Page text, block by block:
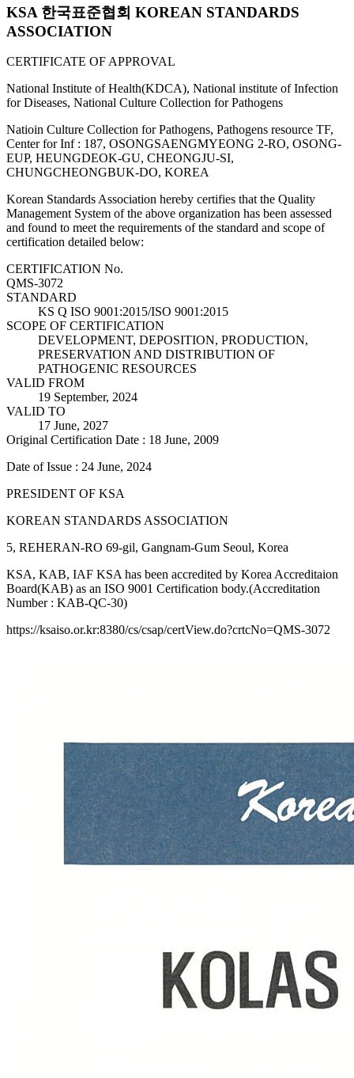
KSA 한국표준협회 KOREAN STANDARDS
ASSOCIATION
CERTIFICATE OF APPROVAL
National Institute of Health(KDCA), National institute of Infection
for Diseases, National Culture Collection for Pathogens
Natioin Culture Collection for Pathogens, Pathogens resource TF,
Center for Inf : 187, OSONGSAENGMYEONG 2-RO, OSONG-
EUP, HEUNGDEOK-GU, CHEONGJU-SI,
CHUNGCHEONGBUK-DO, KOREA
Korean Standards Association hereby certifies that the Quality
Management System of the above organization has been assessed
and found to meet the requirements of the standard and scope of
certification detailed below:
CERTIFICATION No.
QMS-3072
STANDARD
KS Q ISO 9001:2015/ISO 9001:2015
SCOPE OF CERTIFICATION
DEVELOPMENT, DEPOSITION, PRODUCTION,
PRESERVATION AND DISTRIBUTION OF
PATHOGENIC RESOURCES
VALID FROM
19 September, 2024
VALID TO
17 June, 2027
Original Certification Date : 18 June, 2009
Date of Issue : 24 June, 2024
PRESIDENT OF KSA
KOREAN STANDARDS ASSOCIATION
5, REHERAN-RO 69-gil, Gangnam-Gum Seoul, Korea
KSA, KAB, IAF KSA has been accredited by Korea Accreditaion
Board(KAB) as an ISO 9001 Certification body.(Accreditation
Number : KAB-QC-30)
https://ksaiso.or.kr:8380/cs/csap/certView.do?crtcNo=QMS-3072